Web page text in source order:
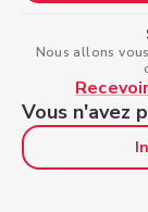
Nous allons
Vous n'avez